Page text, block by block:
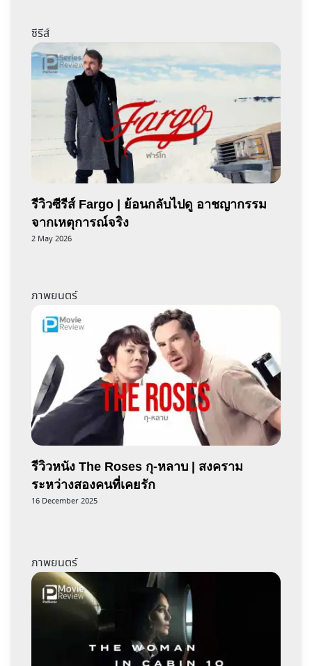
ซีรีส์
รีวิวซีรีส์ Fargo | ย้อนกลับไปดู อาชญากรรม
จากเหตุการณ์จริง
2 May 2026
ภาพยนตร์
รีวิวหนัง The Roses กุ-หลาบ | สงคราม
ระหว่างสองคนที่เคยรัก
16 December 2025
ภาพยนตร์